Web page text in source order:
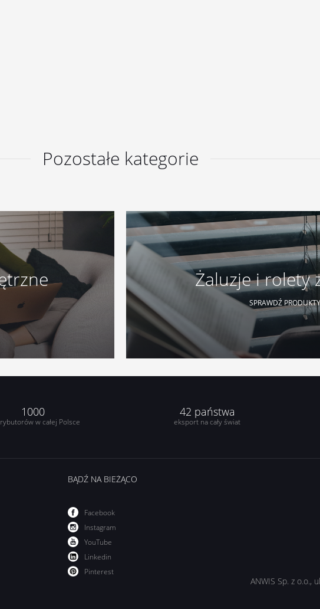
Pozostałe kategorie
Żaluzje i rolety
SPRAWDŹ
1000
w całej Polsce
42 państwa
eksport na cały świat
BĄDŹ NA BIEŻĄCO
Facebook
Instagram
YouTube
Linkedin
Pinterest
ANWIS Sp. z o.o.,